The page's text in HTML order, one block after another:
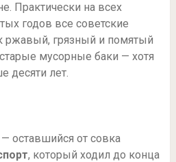
Практически на всех
годов все советские
ржавый, грязный и помятый
мусорные баки — хотя
десяти лет.
оставшийся от совка
, который ходил до конца